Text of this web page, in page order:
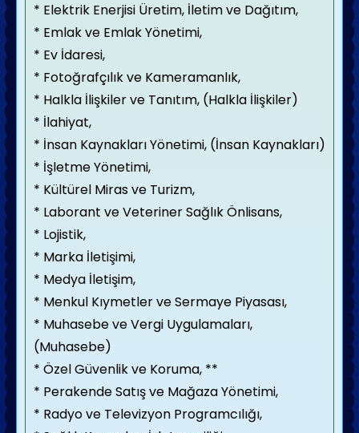
* Elektrik Enerjisi Üretim, İletim ve Dağıtım,
* Emlak ve Emlak Yönetimi,
* Ev İdaresi,
* Fotoğrafçılık ve Kameramanlık,
* Halkla İlişkiler ve Tanıtım, (Halkla İlişkiler)
* İlahiyat,
* İnsan Kaynakları Yönetimi, (İnsan Kaynakları)
* İşletme Yönetimi,
* Kültürel Miras ve Turizm,
* Laborant ve Veteriner Sağlık Önlisans,
* Lojistik,
* Marka İletişimi,
* Medya İletişim,
* Menkul Kıymetler ve Sermaye Piyasası,
* Muhasebe ve Vergi Uygulamaları,
(Muhasebe)
* Özel Güvenlik ve Koruma, **
* Perakende Satış ve Mağaza Yönetimi,
* Radyo ve Televizyon Programcılığı,